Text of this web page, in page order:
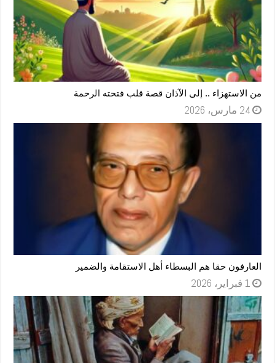
من الاستهزاء .. إلى الآذان قصة قلب فتحته الرحمة
24 مارس، 2026
العارفون حقا هم البسطاء أهل الاستقامة والضمير
1 فبراير، 2026